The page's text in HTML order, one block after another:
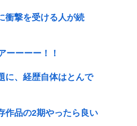
衝撃を受ける人が続
ーーーー！！
に、経歴自体はとんで
作品の2期やったら良い